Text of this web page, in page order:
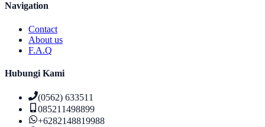
Navigation
Contact
About us
F.A.Q
Hubungi Kami
(0562) 633511
085211498899
+6282148819988